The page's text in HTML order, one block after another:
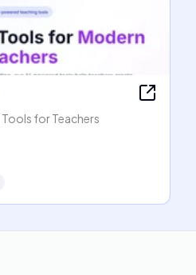
Tools for Teachers